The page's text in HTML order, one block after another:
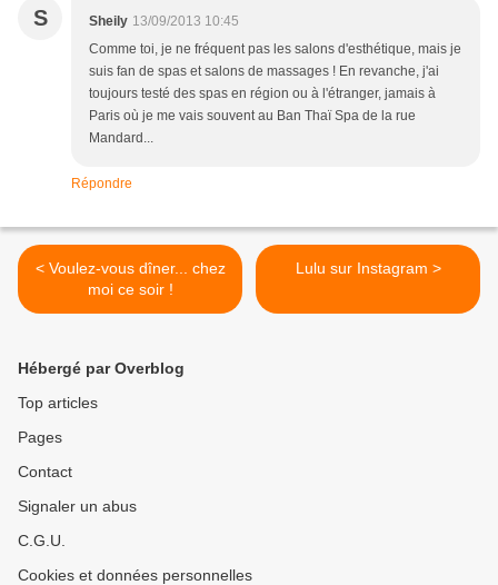
S Sheily 13/09/2013 10:45
Comme toi, je ne fréquent pas les salons d'esthétique, mais je
suis fan de spas et salons de massages ! En revanche, j'ai
toujours testé des spas en région ou à l'étranger, jamais à
Paris où je me vais souvent au Ban Thaï Spa de la rue
Mandard...
Répondre
< Voulez-vous dîner... chez
moi ce soir !
Lulu sur Instagram >
Hébergé par Overblog
Top articles
Pages
Contact
Signaler un abus
C.G.U.
Cookies et données personnelles